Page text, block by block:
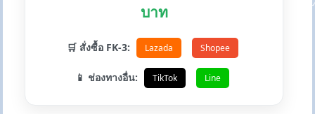
บาท
🛒 สั่งซื้อ FK-3: Lazada Shopee
📱 ช่องทางอื่น: TikTok Line